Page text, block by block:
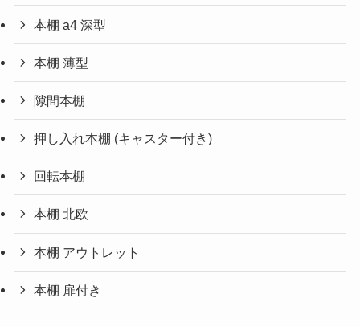
本棚 a4 深型
本棚 薄型
隙間本棚
押し入れ本棚 (キャスター付き)
回転本棚
本棚 北欧
本棚 アウトレット
本棚 扉付き